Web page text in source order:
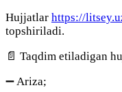
Hujjatlar https://
topshiriladi.
📄 Taqdim etiladigan
➖ Ariza;